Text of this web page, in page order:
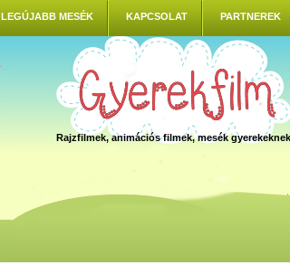
LEGÚJABB MESÉK KAPCSOLAT PARTNEREK
Rajzfilmek, animációs filmek, mesék gyerekeknek